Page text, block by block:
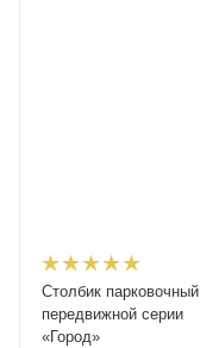
Столбик парковочный
передвижной серии
«Город»